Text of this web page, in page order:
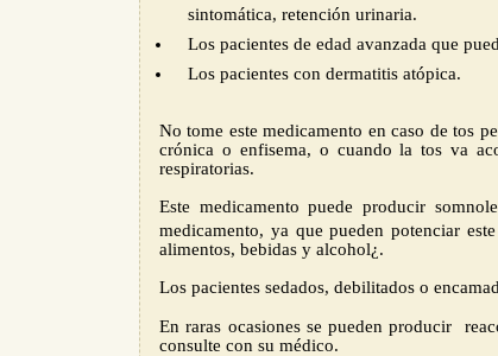
sintomática, retención urinaria.
Los pacientes de edad avanzada que
Los pacientes con dermatitis atópica.
No tome este medicamento en caso de tos
crónica o enfisema, o cuando la tos va
respiratorias.
Este medicamento puede producir
medicamento, ya que pueden potenciar
alimentos, bebidas y alcohol¿.
Los pacientes sedados, debilitados o
En raras ocasiones se pueden producir
consulte con su médico.